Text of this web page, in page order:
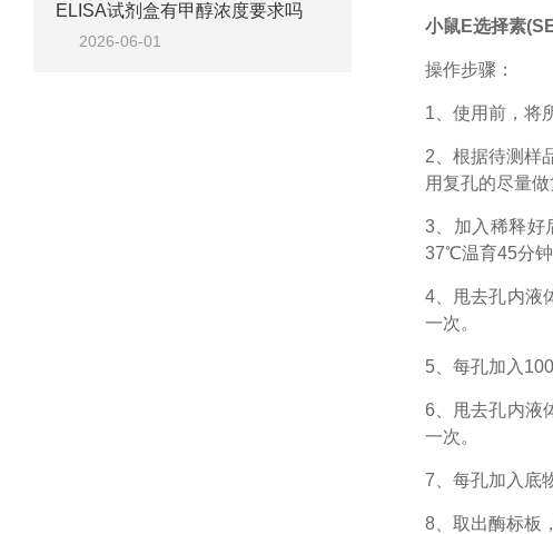
ELISA试剂盒有甲醇浓度要求吗
2026-06-01
小鼠E选择素
操作步骤：
1、 使用前，将
2、根据待测样
用复孔的尽量做
3、加入稀释好
37℃温育45分钟
4、甩去孔内液
一次。
5、每孔加入
6、甩去孔内液
一次。
7、每孔加入底
8、取出酶标板